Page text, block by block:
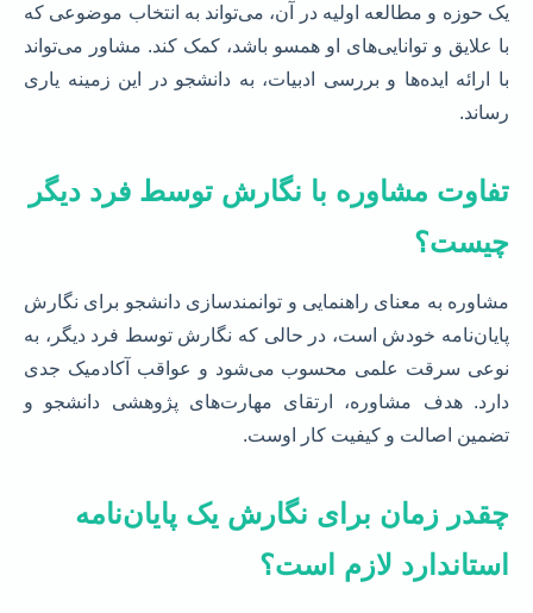
یک حوزه و مطالعه اولیه در آن، می‌تواند به انتخاب موضوعی که
با علایق و توانایی‌های او همسو باشد، کمک کند. مشاور می‌تواند
با ارائه ایده‌ها و بررسی ادبیات، به دانشجو در این زمینه یاری
رساند.
تفاوت مشاوره با نگارش توسط فرد دیگر
چیست؟
مشاوره به معنای راهنمایی و توانمندسازی دانشجو برای نگارش
پایان‌نامه خودش است، در حالی که نگارش توسط فرد دیگر، به
نوعی سرقت علمی محسوب می‌شود و عواقب آکادمیک جدی
دارد. هدف مشاوره، ارتقای مهارت‌های پژوهشی دانشجو و
تضمین اصالت و کیفیت کار اوست.
چقدر زمان برای نگارش یک پایان‌نامه
استاندارد لازم است؟